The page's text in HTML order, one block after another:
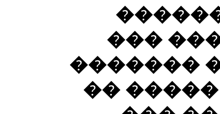
����� ��
������